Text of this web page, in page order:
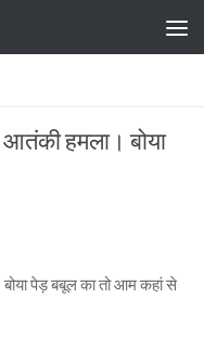
हमला। बोया
पेड़ बबूल का तो आम कहां से